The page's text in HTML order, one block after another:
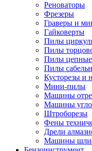
Реноваторы
Фрезеры
Граверы и
Гайковерты
Пилы
Пилы
Пилы цепные
Пилы
Кусторезы и
Мини-пилы
Машины
Машины
Штроборезы
Фены
Дрели
Машины